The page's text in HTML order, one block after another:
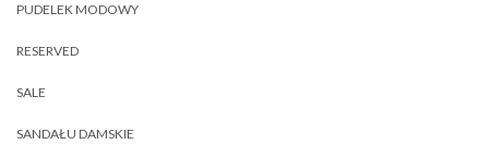
PUDELEK MODOWY
RESERVED
SALE
SANDAŁU DAMSKIE